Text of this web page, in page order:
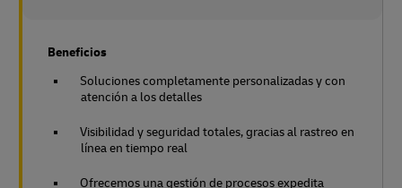
Beneficios
Soluciones completamente personalizadas y con
atención a los detalles
Visibilidad y seguridad totales, gracias al rastreo en
línea en tiempo real
Ofrecemos una gestión de procesos expedita